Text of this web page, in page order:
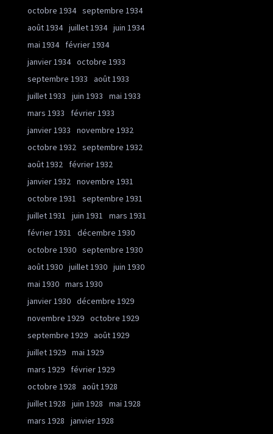
octobre 1934 septembre 1934
août 1934 juillet 1934 juin 1934
mai 1934
février 1934
janvier 1934 octobre 1933
septembre 1933
août 1933
juillet 1933
juin 1933
mai 1933
mars 1933
février 1933
janvier 1933
novembre 1932
octobre 1932 septembre 1932
août 1932
février 1932
janvier 1932 novembre 1931
octobre 1931
septembre 1931
juillet 1931
juin 1931
mars 1931
février 1931
décembre 1930
octobre 1930 septembre 1930
août 1930 juillet 1930 juin 1930
mai 1930 mars 1930
janvier 1930 décembre 1929
novembre 1929 octobre 1929
septembre 1929 août 1929
juillet 1929 mai 1929
mars 1929
février 1929
octobre 1928
août 1928
juillet 1928
juin 1928
mai 1928
mars 1928
janvier 1928